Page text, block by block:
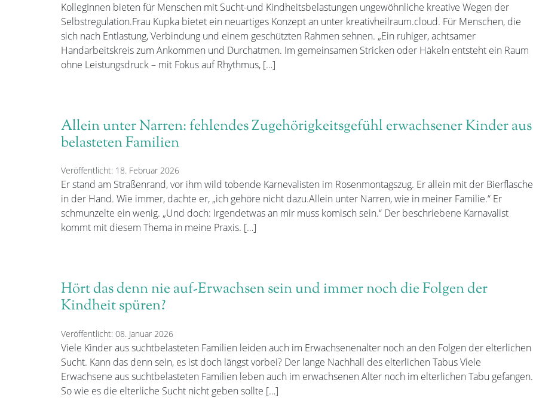
KollegInnen bieten für Menschen mit Sucht-und Kindheitsbelastungen ungewöhnliche kreative Wegen der
Selbstregulation.Frau Kupka bietet ein neuartiges Konzept an unter kreativheilraum.cloud. Für Menschen, die
sich nach Entlastung, Verbindung und einem geschützten Rahmen sehnen. „Ein ruhiger, achtsamer
Handarbeitskreis zum Ankommen und Durchatmen. Im gemeinsamen Stricken oder Häkeln entsteht ein Raum
ohne Leistungsdruck – mit Fokus auf Rhythmus, […]
Allein unter Narren: fehlendes Zugehörigkeitsgefühl erwachsener Kinder aus
belasteten Familien
Veröffentlicht: 18. Februar 2026
Er stand am Straßenrand, vor ihm wild tobende Karnevalisten im Rosenmontagszug. Er allein mit der Bierflasche
in der Hand. Wie immer, dachte er, „ich gehöre nicht dazu.Allein unter Narren, wie in meiner Familie.“ Er
schmunzelte ein wenig. „Und doch: Irgendetwas an mir muss komisch sein.“ Der beschriebene Karnavalist
kommt mit diesem Thema in meine Praxis. […]
Hört das denn nie auf-Erwachsen sein und immer noch die Folgen der
Kindheit spüren?
Veröffentlicht: 08. Januar 2026
Viele Kinder aus suchtbelasteten Familien leiden auch im Erwachsenenalter noch an den Folgen der elterlichen
Sucht. Kann das denn sein, es ist doch längst vorbei? Der lange Nachhall des elterlichen Tabus Viele
Erwachsene aus suchtbelasteten Familien leben auch im erwachsenen Alter noch im elterlichen Tabu gefangen.
So wie es die elterliche Sucht nicht geben sollte […]